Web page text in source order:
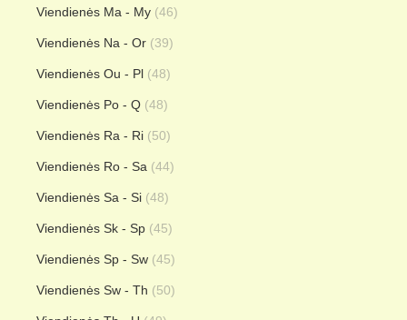
Viendienės Ma - My (46)
Viendienės Na - Or (39)
Viendienės Ou - Pl (48)
Viendienės Po - Q (48)
Viendienės Ra - Ri (50)
Viendienės Ro - Sa (44)
Viendienės Sa - Si (48)
Viendienės Sk - Sp (45)
Viendienės Sp - Sw (45)
Viendienės Sw - Th (50)